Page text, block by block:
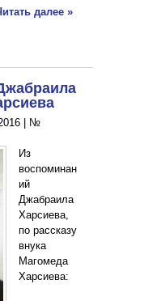
далее »
№
Из
воспоминан
ий
Джабраила
Харсиева,
по рассказу
внука
Магомеда
Харсиева: